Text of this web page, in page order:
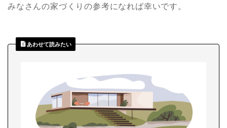
みなさんの家づくりの参考になれば幸いです。
あわせて読みたい